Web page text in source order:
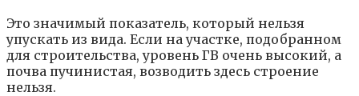
Это значимый показатель, который нельзя
упускать из вида. Если на участке, подобранном
для строительства, уровень ГВ очень высокий, а
почва пучинистая, возводить здесь строение
нельзя.